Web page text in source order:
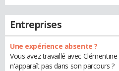
Entreprises
Une expérience absente ?
Vous avez travaillé avec
n'apparaît pas dans son parcours ?